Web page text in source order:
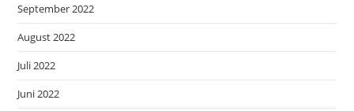
September 2022
August 2022
Juli 2022
Juni 2022